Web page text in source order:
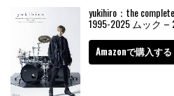
yukihiro：the
1995-2025 ムック –
Amazonで購入する